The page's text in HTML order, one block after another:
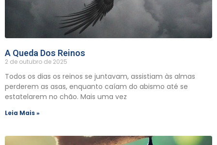
A Queda Dos Reinos
2 de outubro de 2025
Todos os dias os reinos se juntavam, assistiam às almas
perderem as asas, enquanto caíam do abismo até se
estatelarem no chão. Mais uma vez
Leia Mais »